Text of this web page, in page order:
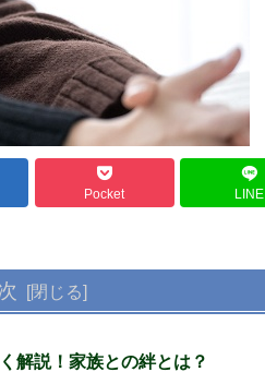
Pocket LINE
解説！家族との絆とは？